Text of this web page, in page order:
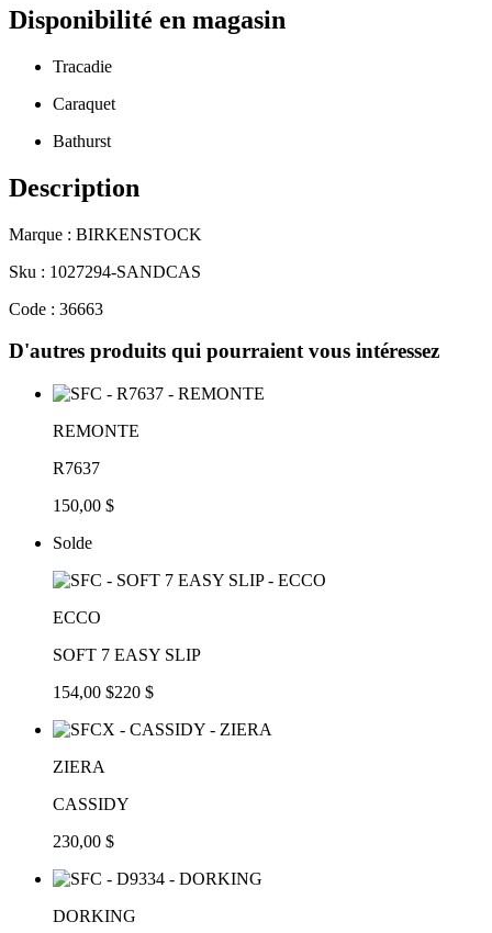
Disponibilité en magasin
Tracadie
Caraquet
Bathurst
Description
Marque : BIRKENSTOCK
Sku : 1027294-SANDCAS
Code : 36663
D'autres produits qui pourraient vous intéressez
REMONTE
R7637
150,00 $
Solde
ECCO
SOFT 7 EASY SLIP
154,00 $220 $
ZIERA
CASSIDY
230,00 $
DORKING